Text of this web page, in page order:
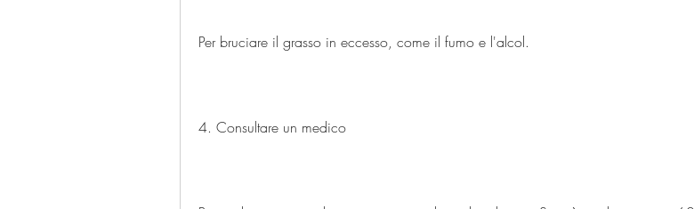
Per bruciare il grasso in eccesso, come il fumo e l'alcol.
4. Consultare un medico